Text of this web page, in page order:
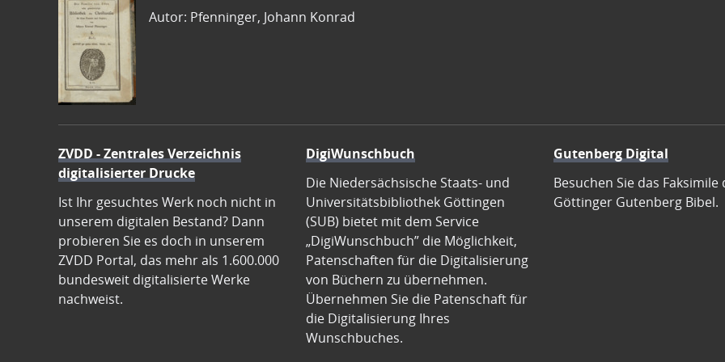
Autor: Pfenninger, Johann Konrad
ZVDD - Zentrales Verzeichnis
digitalisierter Drucke
Ist Ihr gesuchtes Werk noch nicht in
unserem digitalen Bestand? Dann
probieren Sie es doch in unserem
ZVDD Portal, das mehr als 1.600.000
bundesweit digitalisierte Werke
nachweist.
DigiWunschbuch
Die Niedersächsische Staats- und
Universitätsbibliothek Göttingen
(SUB) bietet mit dem Service
„DigiWunschbuch” die Möglichkeit,
Patenschaften für die Digitalisierung
von Büchern zu übernehmen.
Übernehmen Sie die Patenschaft für
die Digitalisierung Ihres
Wunschbuches.
Gutenberg Digital
Besuchen Sie das Faksimile
Göttinger Gutenberg Bibel.